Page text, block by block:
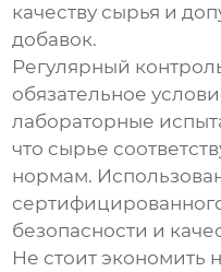
качеству сырья и
добавок.
Регулярный
обязательное
лабораторные
что сырье
нормам.
безопасности и
Не стоит экономить